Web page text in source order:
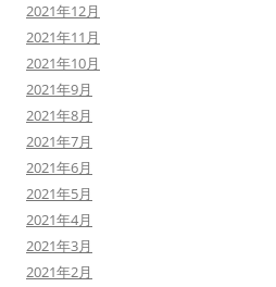
2021年12月
2021年11月
2021年10月
2021年9月
2021年8月
2021年7月
2021年6月
2021年5月
2021年4月
2021年3月
2021年2月